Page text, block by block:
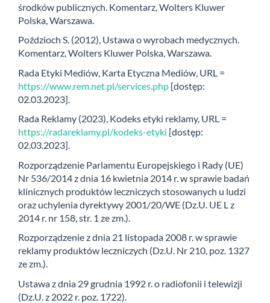
środków publicznych. Komentarz, Wolters Kluwer
Polska, Warszawa.
Poździoch S. (2012), Ustawa o wyrobach medycznych.
Komentarz, Wolters Kluwer Polska, Warszawa.
Rada Etyki Mediów, Karta Etyczna Mediów, URL =
https://www.rem.net.pl/services.php [dostęp:
02.03.2023].
Rada Reklamy (2023), Kodeks etyki reklamy, URL =
https://radareklamy.pl/kodeks-etyki [dostęp:
02.03.2023].
Rozporządzenie Parlamentu Europejskiego i Rady (UE)
Nr 536/2014 z dnia 16 kwietnia 2014 r. w sprawie badań
klinicznych produktów leczniczych stosowanych u ludzi
oraz uchylenia dyrektywy 2001/20/WE (Dz.U. UE L z
2014 r. nr 158, str. 1 ze zm.).
Rozporządzenie z dnia 21 listopada 2008 r. w sprawie
reklamy produktów leczniczych (Dz.U. Nr 210, poz. 1327
ze zm.).
Ustawa z dnia 29 grudnia 1992 r. o radiofonii i telewizji
(Dz.U. z 2022 r. poz. 1722).